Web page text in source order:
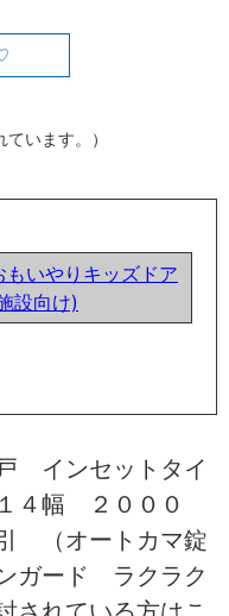
います。）
もいやりキッズドア
設向け)
インセットタイ
幅 ２０００
（オートカマ錠
ガード ラクラク